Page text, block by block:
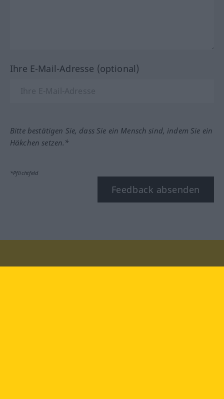
Ihre E-Mail-Adresse (optional)
Bitte bestätigen Sie, dass Sie ein Mensch sind, indem Sie ein
Häkchen setzen.*
*Pflichtfeld
Feedback absenden
Besuchen Sie uns auf: